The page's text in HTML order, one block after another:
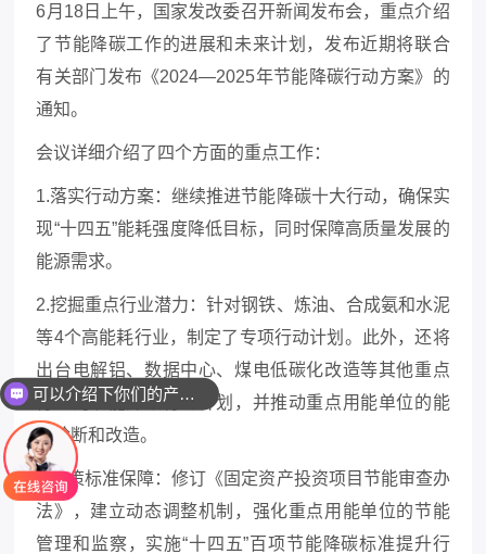
6月18日上午，国家发改委召开新闻发布会，重点介绍
了节能降碳工作的进展和未来计划，发布近期将联合
有关部门发布《2024—2025年节能降碳行动方案》的
通知。
会议详细介绍了四个方面的重点工作：
1.落实行动方案：继续推进节能降碳十大行动，确保实
现“十四五”能耗强度降低目标，同时保障高质量发展的
能源需求。
2.挖掘重点行业潜力：针对钢铁、炼油、合成氨和水泥
等4个高能耗行业，制定了专项行动计划。此外，还将
出台电解铝、数据中心、煤电低碳化改造等其他重点
行业的节能降碳行动计划，并推动重点用能单位的能
效诊断和改造。
3.政策标准保障：修订《固定资产投资项目节能审查办
法》，建立动态调整机制，强化重点用能单位的节能
管理和监察，实施“十四五”百项节能降碳标准提升行
可以介绍下你们的产品么